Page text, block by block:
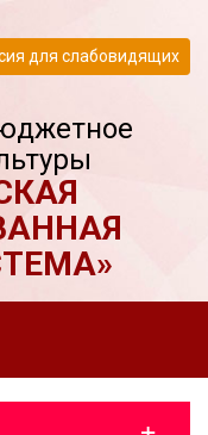
для слабовидящих